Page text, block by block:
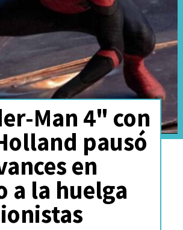
Man 4" con
pausó
en
a la huelga